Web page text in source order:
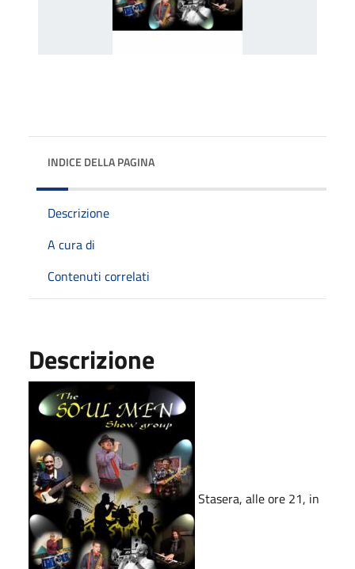
INDICE DELLA PAGINA
Descrizione
A cura di
Contenuti correlati
Descrizione
Stasera, alle ore 21, in